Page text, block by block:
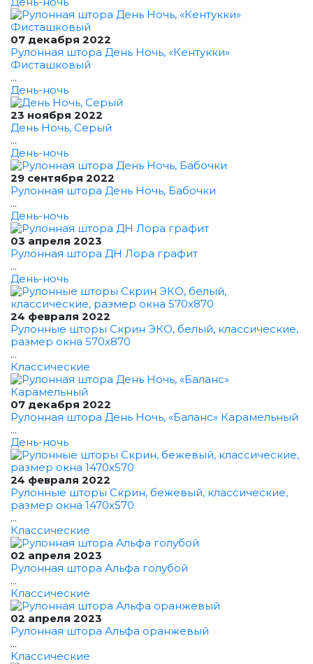
07 декабря 2022
Рулонная штора День Ночь, «Кентукки»
Фисташковый
...
День-ночь
23 ноября 2022
День Ночь, Серый
...
День-ночь
29 сентября 2022
Рулонная штора День Ночь, Бабочки
...
День-ночь
03 апреля 2023
Рулонная штора ДН Лора графит
...
День-ночь
24 февраля 2022
Рулонные шторы Скрин ЭКО, белый, классические,
размер окна 570x870
...
Классические
07 декабря 2022
Рулонная штора День Ночь, «Баланс» Карамельный
...
День-ночь
24 февраля 2022
Рулонные шторы Скрин, бежевый, классические,
размер окна 1470x570
...
Классические
02 апреля 2023
Рулонная штора Альфа голубой
...
Классические
02 апреля 2023
Рулонная штора Альфа оранжевый
...
Классические